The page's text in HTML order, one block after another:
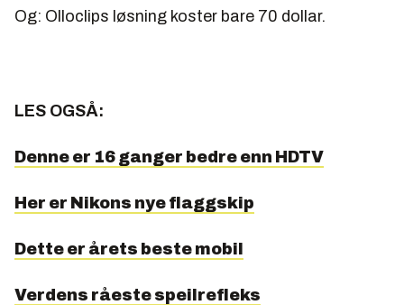
Og: Olloclips løsning koster bare 70 dollar.
LES OGSÅ:
Denne er 16 ganger bedre enn HDTV
Her er Nikons nye flaggskip
Dette er årets beste mobil
Verdens råeste speilrefleks